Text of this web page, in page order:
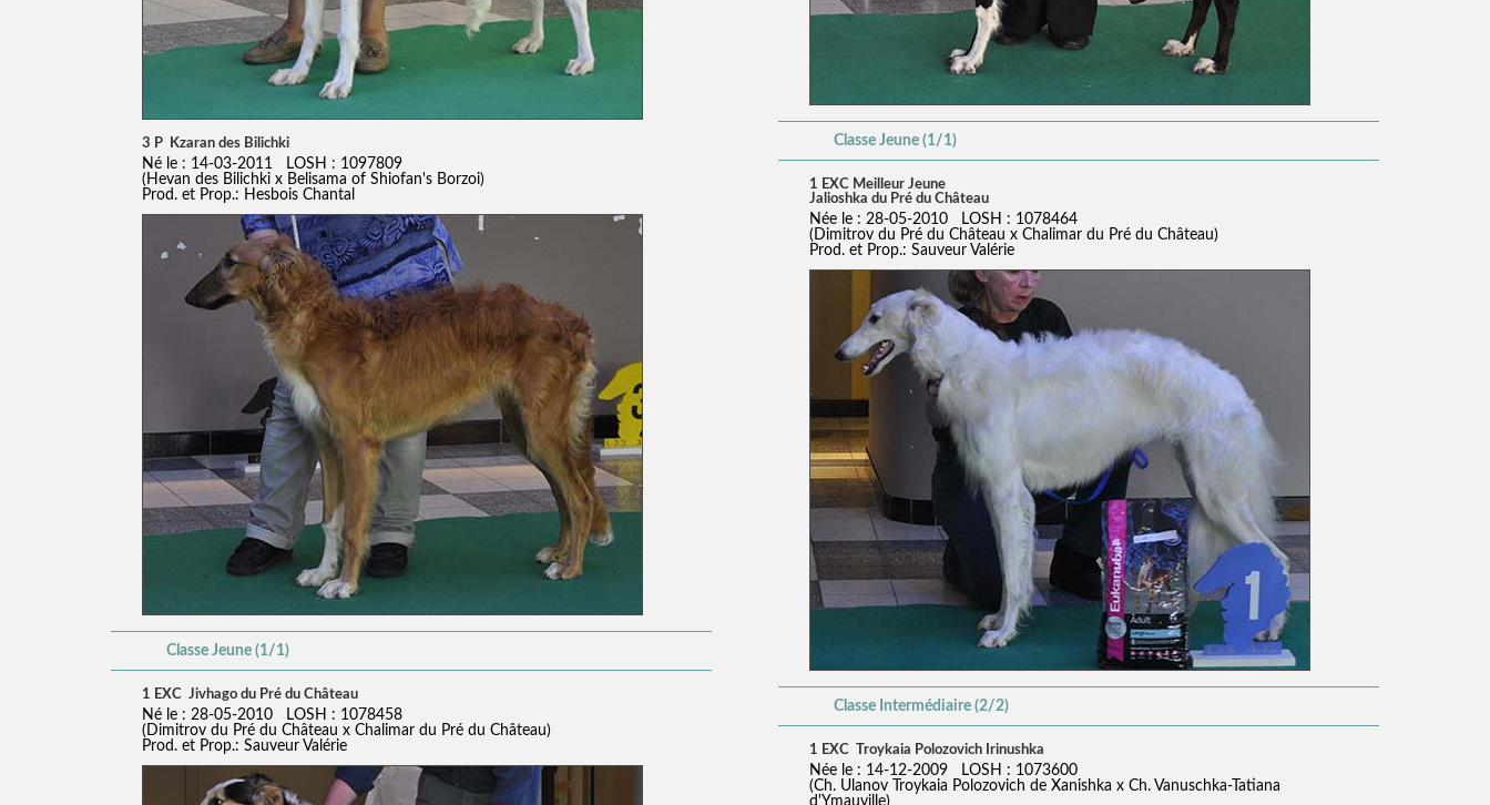
3 P Kzaran des Bilichki
Né le : 14-03-2011 LOSH : 1097809
(Hevan des Bilichki x Belisama of Shiofan's Borzoi)
Prod. et Prop.: Hesbois Chantal
Classe Jeune (1/1)
1 EXC Jivhago du Pré du Château
Né le : 28-05-2010 LOSH : 1078458
(Dimitrov du Pré du Château x Chalimar du Pré du Château)
Prod. et Prop.: Sauveur Valérie
Classe Jeune (1/1)
1 EXC Meilleur Jeune
Jalioshka du Pré du Château
Née le : 28-05-2010 LOSH : 1078464
(Dimitrov du Pré du Château x Chalimar du Pré du Château)
Prod. et Prop.: Sauveur Valérie
Classe Intermédiaire (2/2)
1 EXC Troykaia Polozovich Irinushka
Née le : 14-12-2009 LOSH : 1073600
(Ch. Ulanov Troykaia Polozovich de Xanishka x Ch. Vanuschka-Tatiana
d'Ymauville)